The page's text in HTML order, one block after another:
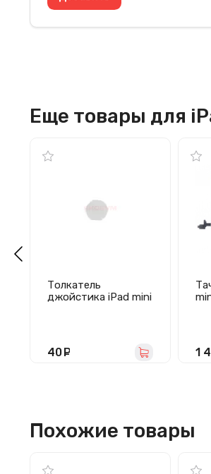
Еще товары для
Толкатель
джойстика iPad mini
40
в
1
Похожие товары